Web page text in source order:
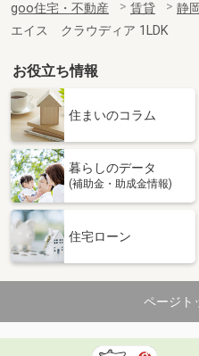
goo住宅・不動産 賃貸 静
エイス クラウディア 1LDK
お役立ち情報
住まいのコラム
暮らしのデータ
(補助金・助成金情報)
住宅ローン
ページト